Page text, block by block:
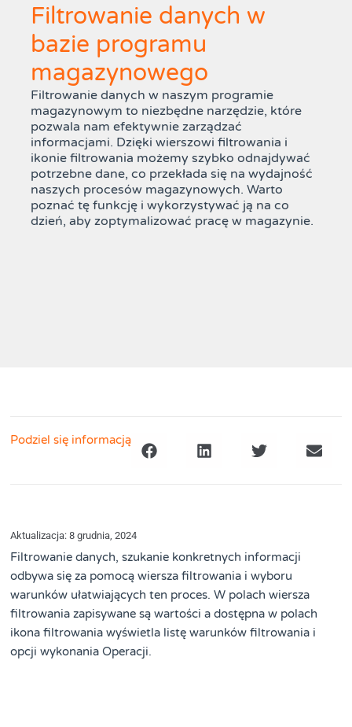
Filtrowanie danych w
bazie programu
magazynowego
Filtrowanie danych w naszym programie
magazynowym to niezbędne narzędzie, które
pozwala nam efektywnie zarządzać
informacjami. Dzięki wierszowi filtrowania i
ikonie filtrowania możemy szybko odnajdywać
potrzebne dane, co przekłada się na wydajność
naszych procesów magazynowych. Warto
poznać tę funkcję i wykorzystywać ją na co
dzień, aby zoptymalizować pracę w magazynie.
Podziel się informacją
Aktualizacja: 8 grudnia, 2024
Filtrowanie danych, szukanie konkretnych informacji
odbywa się za pomocą wiersza filtrowania i wyboru
warunków ułatwiających ten proces. W polach wiersza
filtrowania zapisywane są wartości a dostępna w polach
ikona filtrowania wyświetla listę warunków filtrowania i
opcji wykonania Operacji.